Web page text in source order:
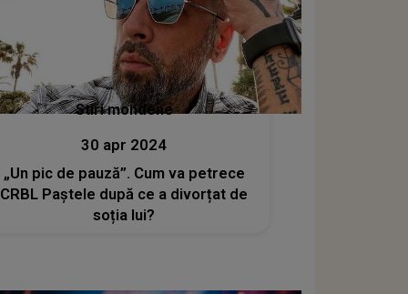
Stiri mondene
30 apr 2024
„Un pic de pauză”. Cum va petrece
CRBL Paștele după ce a divorțat de
soția lui?